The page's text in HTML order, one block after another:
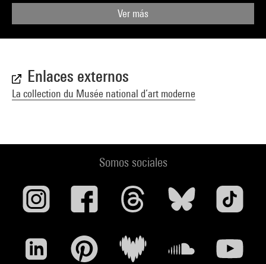
Ver más
Enlaces externos
La collection du Musée national d’art moderne
Somos sociales